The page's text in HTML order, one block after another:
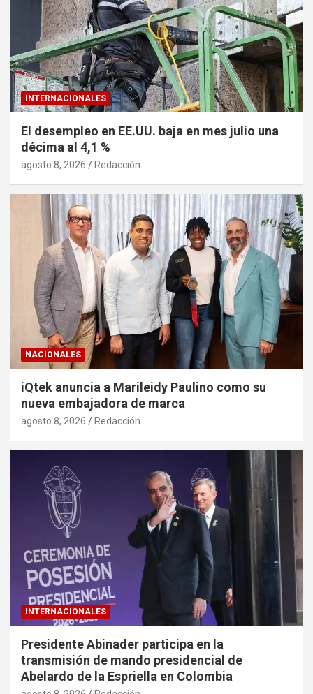
INTERNACIONALES
El desempleo en EE.UU. baja en mes julio una
décima al 4,1 %
agosto 8, 2026 Redacción
NACIONALES
iQtek anuncia a Marileidy Paulino como su
nueva embajadora de marca
agosto 8, 2026 Redacción
INTERNACIONALES
Presidente Abinader participa en la
transmisión de mando presidencial de
Abelardo de la Espriella en Colombia